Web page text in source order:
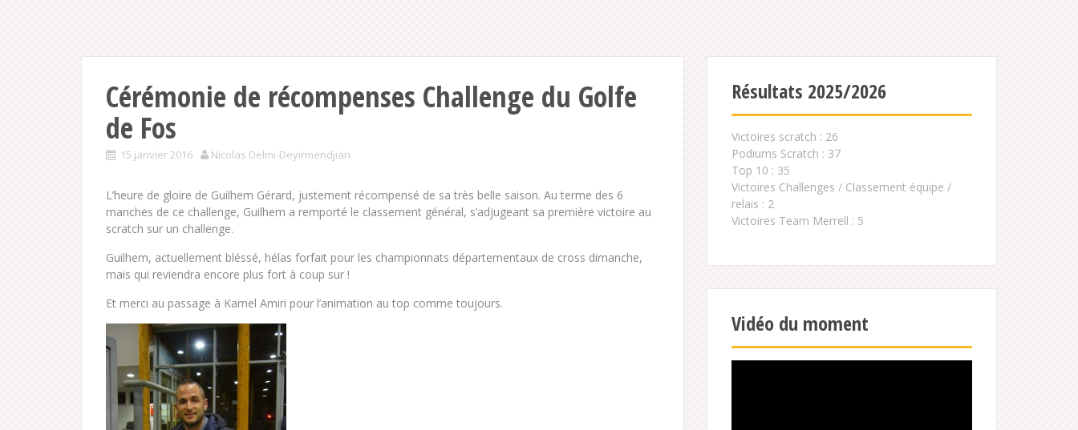
Cérémonie de récompenses Challenge du Golfe
de Fos
15 janvier 2016 Nicolas Delmi-Deyirmendjian
L’heure de gloire de Guilhem Gérard, justement récompensé de sa très belle saison. Au terme des 6
manches de ce challenge, Guilhem a remporté le classement général, s’adjugeant sa première victoire au
scratch sur un challenge.
Guilhem, actuellement bléssé, hélas forfait pour les championnats départementaux de cross dimanche,
mais qui reviendra encore plus fort à coup sur !
Et merci au passage à Kamel Amiri pour l’animation au top comme toujours.
Résultats 2025/2026
Victoires scratch : 26
Podiums Scratch : 37
Top 10 : 35
Victoires Challenges / Classement équipe /
relais : 2
Victoires Team Merrell : 5
Vidéo du moment